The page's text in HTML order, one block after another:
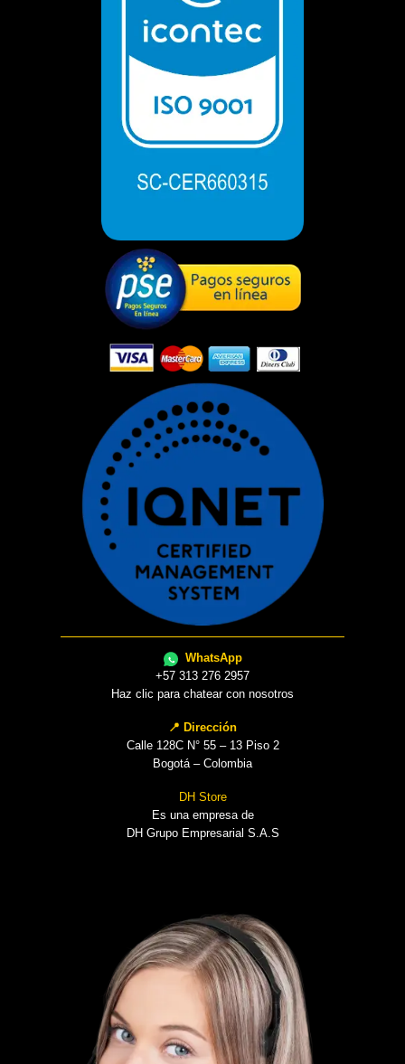
WhatsApp
+57 313 276 2957
Haz clic para chatear con nosotros
📍 Dirección
Calle 128C N° 55 – 13 Piso 2
Bogotá – Colombia
DH Store
Es una empresa de
DH Grupo Empresarial S.A.S